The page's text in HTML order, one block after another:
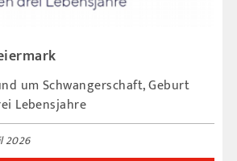
um Schwangerschaft, Geburt
Lebensjahre
2026